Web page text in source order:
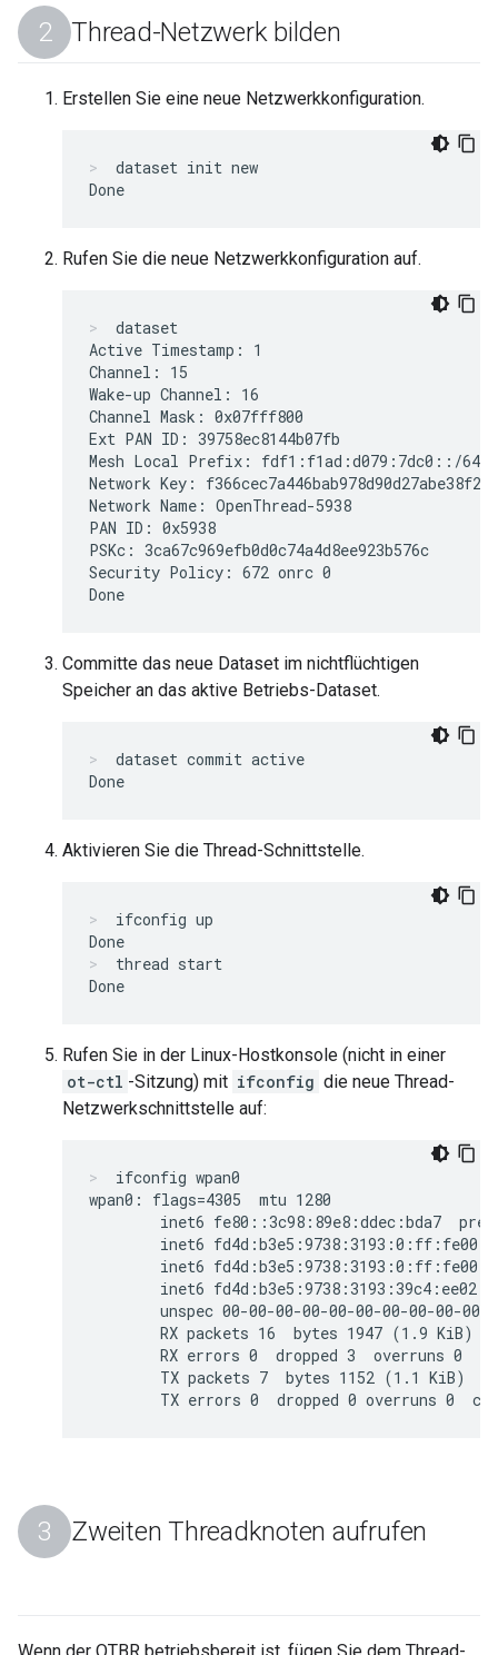
Thread-Netzwerk bilden
Erstellen Sie eine neue Netzwerkkonfiguration.
dataset init new
Rufen Sie die neue Netzwerkkonfiguration auf.
dataset
Active Timestamp: 1
Channel: 15
Wake-up Channel: 16
Channel Mask: 0x07fff800
Ext PAN ID: 39758ec8144b07fb
Mesh Local Prefix: fdf1:f1ad:d079:7dc0::/64
Network Key: f366cec7a446bab978d90d27abe38f23
Network Name: OpenThread-5938
PAN ID: 0x5938
PSKc: 3ca67c969efb0d0c74a4d8ee923b576c
Security Policy: 672 onrc 0
Committe das neue Dataset im nichtflüchtigen
Speicher an das aktive Betriebs-Dataset.
dataset commit active
Aktivieren Sie die Thread-Schnittstelle.
ifconfig up
thread start
Rufen Sie in der Linux-Hostkonsole (nicht in einer
ot-ctl -Sitzung) mit ifconfig die neue Thread-
Netzwerkschnittstelle auf:
ifconfig wpan0
wpan0: flags=4305
  mtu 1280
inet6 fe80::3c98:89e8:ddec:bda7
inet6
inet6
inet6
unspec 00-00-00-00-00-00-00-00-00-
        RX packets 16  bytes 1947 (1.9 KiB)
RX errors 0  dropped 3  overruns 0
        TX packets 7  bytes 1152 (1.1 KiB)
Zweiten Threadknoten aufrufen